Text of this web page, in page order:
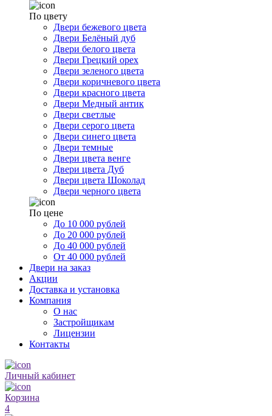
По цвету
Двери бежевого цвета
Двери Белёный дуб
Двери белого цвета
Двери Грецкий орех
Двери зеленого цвета
Двери коричневого цвета
Двери красного цвета
Двери Медный антик
Двери светлые
Двери серого цвета
Двери синего цвета
Двери темные
Двери цвета венге
Двери цвета Дуб
Двери цвета Шоколад
Двери черного цвета
По цене
До 10 000 рублей
До 20 000 рублей
До 40 000 рублей
От 40 000 рублей
Двери на заказ
Акции
Доставка и установка
Компания
О нас
Застройщикам
Лицензии
Контакты
Личный кабинет
Корзина
4